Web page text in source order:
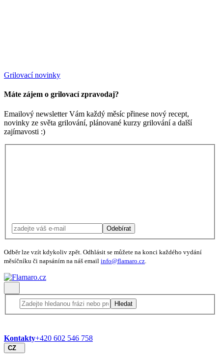
Grilovací novinky
Máte zájem o grilovací zpravodaj?
Emailový newsletter Vám každý měsíc přinese nový recept,
novinky ze světa grilování, plánované kurzy grilování a další
zajímavosti :)
Odebírat
Odběr lze vzít kdykoliv zpět. Odhlásit se můžete na konci každého vydání
měsíčníku či napsáním na náš email info@flamaro.cz.
Hledat
Kontakty+420 602 546 758
CZ